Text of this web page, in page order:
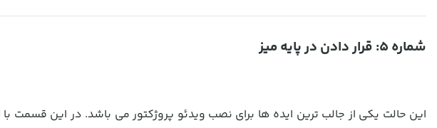
شماره 5: قرار دادن در پایه میز
این حالت یکی از جالب ترین ایده ها برای نصب ویدئو پروژکتور می باشد. در این قسمت با